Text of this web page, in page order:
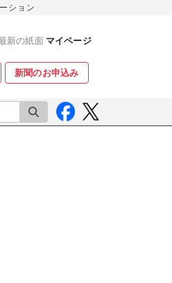
ション
新の紙面 マイページ
新聞のお申込み
検索